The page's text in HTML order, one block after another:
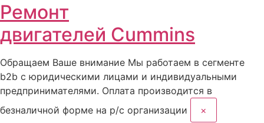
Ремонт
двигателей Cummins
Обращаем Ваше внимание Мы работаем в сегменте
b2b с юридическими лицами и индивидуальными
предпринимателями. Оплата производится в
безналичной форме на р/с организации
×